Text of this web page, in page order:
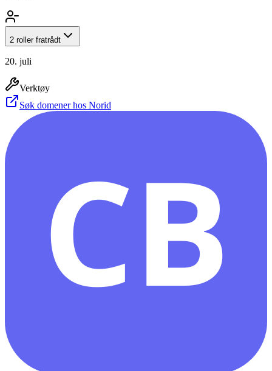
2 roller fratrådt
20. juli
Verktøy
Søk domener hos Norid
CB